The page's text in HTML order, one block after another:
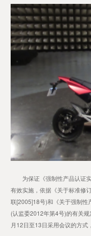
为保证《强制性产品认证
有效实施，依据《关于标准修
联[2005]18号)和《关于强制性
(认监委2012年第4号)的有关
月12日至13日采用会议的方式